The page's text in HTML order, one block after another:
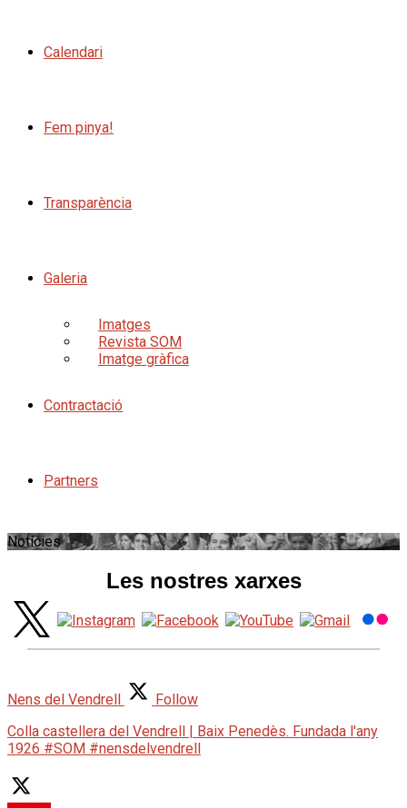
Calendari
Fem pinya!
Transparència
Galeria
Imatges
Revista SOM
Imatge gràfica
Contractació
Partners
Notícies
Les nostres xarxes
Nens del Vendrell
Follow
Colla castellera del Vendrell | Baix Penedès. Fundada l'any
1926 #SOM #nensdelvendrell